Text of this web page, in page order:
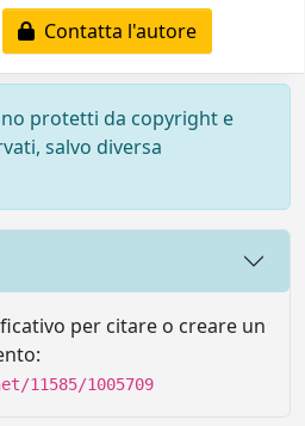
Contatta l'autore
protetti da copyright e
salvo diversa
per citare o creare un
11585/1005709